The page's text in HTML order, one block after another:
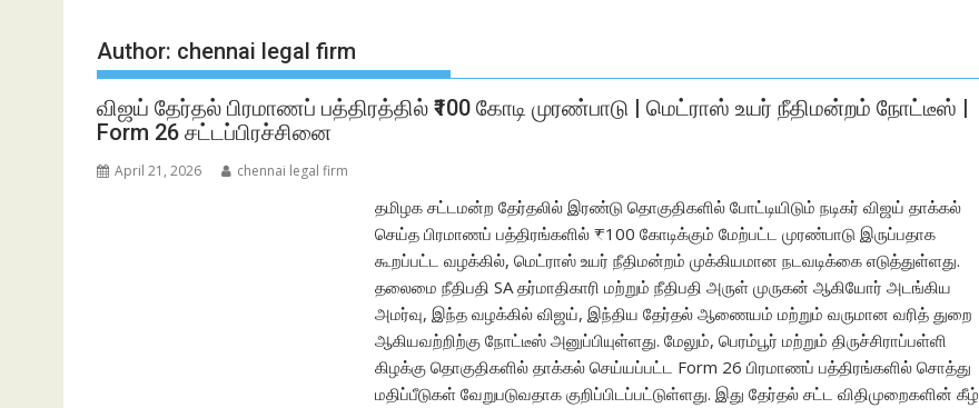
Author: chennai legal firm
விஜய் தேர்தல் பிரமாணப் பத்திரத்தில் ₹100 கோடி முரண்பாடு | மெட்ராஸ் உயர் நீதிமன்றம் நோட்டீஸ் |
Form 26 சட்டப்பிரச்சினை
April 21, 2026 chennai legal firm
தமிழக சட்டமன்ற தேர்தலில் இரண்டு தொகுதிகளில் போட்டியிடும் நடிகர் விஜய் தாக்கல்
செய்த பிரமாணப் பத்திரங்களில் ₹100 கோடிக்கும் மேற்பட்ட முரண்பாடு இருப்பதாக
கூறப்பட்ட வழக்கில், மெட்ராஸ் உயர் நீதிமன்றம் முக்கியமான நடவடிக்கை எடுத்துள்ளது.
தலைமை நீதிபதி SA தர்மாதிகாரி மற்றும் நீதிபதி அருள் முருகன் ஆகியோர் அடங்கிய
அமர்வு, இந்த வழக்கில் விஜய், இந்திய தேர்தல் ஆணையம் மற்றும் வருமான வரித் துறை
ஆகியவற்றிற்கு நோட்டீஸ் அனுப்பியுள்ளது. மேலும், பெரம்பூர் மற்றும் திருச்சிராப்பள்ளி
கிழக்கு தொகுதிகளில் தாக்கல் செய்யப்பட்ட Form 26 பிரமாணப் பத்திரங்களில் சொத்து
மதிப்பீடுகள் வேறுபடுவதாக குறிப்பிடப்பட்டுள்ளது. இது தேர்தல் சட்ட விதிமுறைகளின் கீழ்